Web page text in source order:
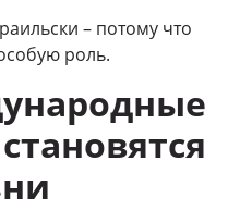
– потому что
роль.